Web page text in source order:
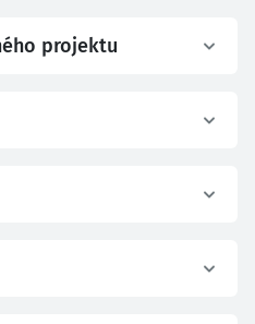
projektu